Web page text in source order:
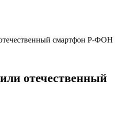
смартфон Р-ФОН
отечественный